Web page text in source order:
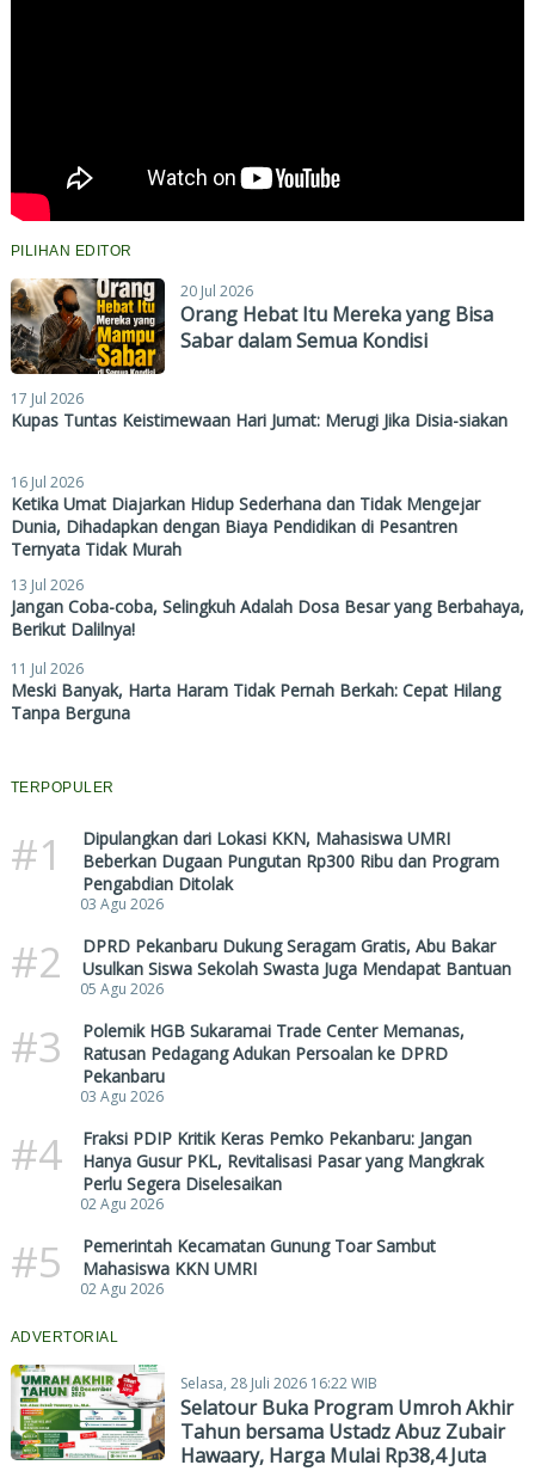
PILIHAN EDITOR
20 Jul 2026
Orang Hebat Itu Mereka yang Bisa
Sabar dalam Semua Kondisi
17 Jul 2026
Kupas Tuntas Keistimewaan Hari Jumat: Merugi Jika Disia-siakan
16 Jul 2026
Ketika Umat Diajarkan Hidup Sederhana dan Tidak Mengejar
Dunia, Dihadapkan dengan Biaya Pendidikan di Pesantren
Ternyata Tidak Murah
13 Jul 2026
Jangan Coba-coba, Selingkuh Adalah Dosa Besar yang Berbahaya,
Berikut Dalilnya!
11 Jul 2026
Meski Banyak, Harta Haram Tidak Pernah Berkah: Cepat Hilang
Tanpa Berguna
TERPOPULER
#1
Dipulangkan dari Lokasi KKN, Mahasiswa UMRI
Beberkan Dugaan Pungutan Rp300 Ribu dan Program
Pengabdian Ditolak
03 Agu 2026
#2
DPRD Pekanbaru Dukung Seragam Gratis, Abu Bakar
Usulkan Siswa Sekolah Swasta Juga Mendapat Bantuan
05 Agu 2026
#3
Polemik HGB Sukaramai Trade Center Memanas,
Ratusan Pedagang Adukan Persoalan ke DPRD
Pekanbaru
03 Agu 2026
#4
Fraksi PDIP Kritik Keras Pemko Pekanbaru: Jangan
Hanya Gusur PKL, Revitalisasi Pasar yang Mangkrak
Perlu Segera Diselesaikan
02 Agu 2026
#5
Pemerintah Kecamatan Gunung Toar Sambut
Mahasiswa KKN UMRI
02 Agu 2026
ADVERTORIAL
Selasa, 28 Juli 2026 16:22 WIB
Selatour Buka Program Umroh Akhir
Tahun bersama Ustadz Abuz Zubair
Hawaary, Harga Mulai Rp38,4 Juta